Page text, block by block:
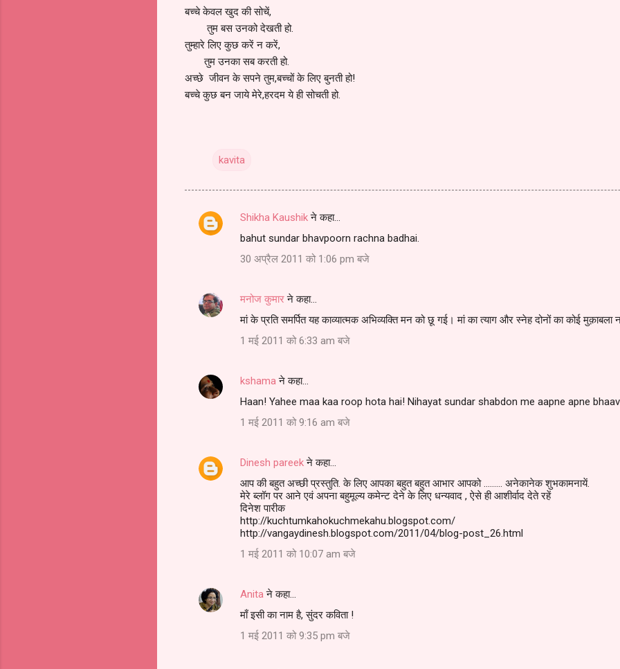
बच्चे केवल खुद की सोचें,
तुम बस उनको देखती हो.
तुम्हारे लिए कुछ करें न करें,
तुम उनका सब करती हो.
अच्छे जीवन के सपने तुम,बच्चों के लिए बुनती हो!
बच्चे कुछ बन जाये मेरे,हरदम ये ही सोचती हो.
kavita
टि
Shikha Kaushikने कहा…
bahut sundar bhavpoorn rachna badhai.
30 अप्रैल 2011 को 1:06 pm बजे
मनोज कुमारने कहा…
मां के प्रति समर्पित यह काव्यात्मक अभिव्यक्ति मन को छू गई। मां का त्याग और स्नेह दोनों का कोई मुक़ाबला
1 मई 2011 को 6:33 am बजे
kshamaने कहा…
Haan! Yahee maa kaa roop hota hai! Nihayat sundar shabdon me aapne apne
1 मई 2011 को 9:16 am बजे
Dinesh pareekने कहा…
आप की बहुत अच्छी प्रस्तुति. के लिए आपका बहुत बहुत आभार आपको ......... अनेकानेक शुभकामनायें.
मेरे ब्लॉग पर आने एवं अपना बहुमूल्य कमेन्ट देने के लिए धन्यवाद , ऐसे ही आशीर्वाद देते रहें
दिनेश पारीक
http://kuchtumkahokuchmekahu.blogspot.com/
http://vangaydinesh.blogspot.com/2011/04/blog-post_26.html
1 मई 2011 को 10:07 am बजे
Anitaने कहा…
माँ इसी का नाम है, सुंदर कविता !
1 मई 2011 को 9:35 pm बजे